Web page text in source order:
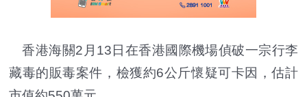
香港海關2月13日在香港國際機場偵破一宗行李
藏毒的販毒案件，檢獲約6公斤懷疑可卡因，估計